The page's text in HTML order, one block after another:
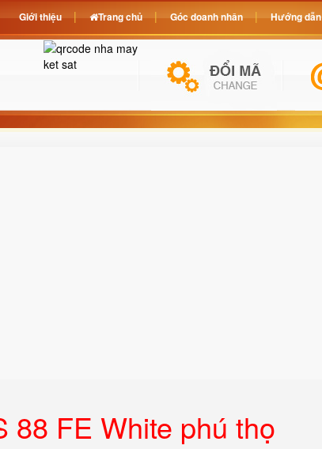
88 FE White phú thọ
Giới thiệu Trang chủ Góc doanh nhân Hướng